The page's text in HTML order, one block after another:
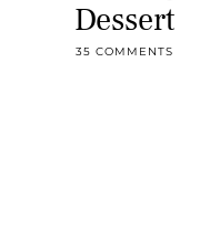
Dessert
35 COMMENTS